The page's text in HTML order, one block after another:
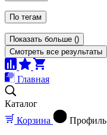
По тегам
Показать больше ()
Смотреть все результаты
Главная
Каталог
Корзина
Профиль